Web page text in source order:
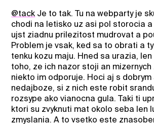
@tack Je to tak. Tu na webparty je
chodi na letisko uz asi pol storocia a
ujst ziadnu prilezitost mudrovat a
Problem je vsak, ked sa to obrati a
tenku kozu maju. Hned sa urazia,
toho, ze ich nazor stoji an
niekto im odporuje. Hoci aj s
nedajboze, si z nich este robit
rozsype ako vianocna gula. Taki ti
ktori su zvyknuti mat okolo seba len
zmyslania. A to vsetko este